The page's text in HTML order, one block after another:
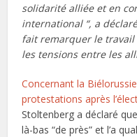
solidarité alliée et en
international “, a
fait remarquer le travail
les tensions entre les
Concernant la
protestations après
Stoltenberg a déclaré
là-bas “de près” et l’a